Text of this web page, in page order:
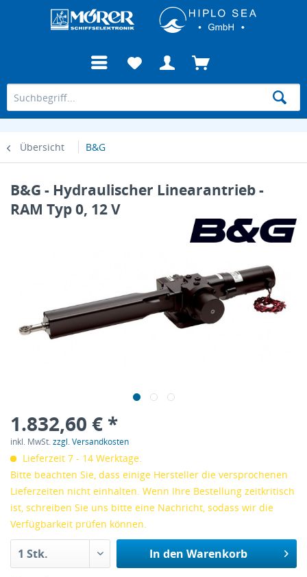
Übersicht B&G
B&G - Hydraulischer Linearantrieb -
RAM Typ 0, 12 V
1.832,60 € *
inkl. MwSt.zzgl. Versandkosten
Lieferzeit 7 - 14 Werktage.
Bitte beachten Sie, dass einige Hersteller die versprochenen
Lieferzeiten nicht einhalten. Wenn Ihre Bestellung zeitkritisch
ist, schreiben Sie uns bitte eine Nachricht, sodass wir die
Verfügbarkeit prüfen können.
In den Warenkorb